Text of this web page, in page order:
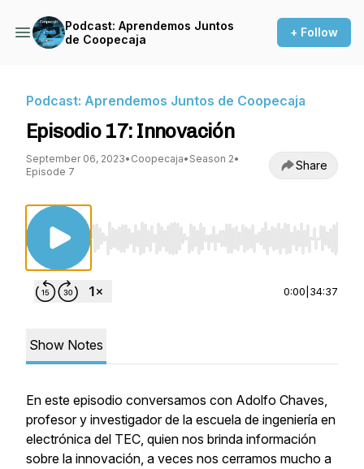
Podcast: Aprendemos Juntos
de Coopecaja
+ Follow
Podcast: Aprendemos Juntos de Coopecaja
Episodio 17: Innovación
September 06, 2023• Coopecaja• Season 2•
Episode 7
Share
Use Left/Right to seek, Home/End to jump
0:00 34:37
Show Notes
En este episodio conversamos con Adolfo Chaves,
profesor y investigador de la escuela de ingeniería en
electrónica del TEC, quien nos brinda información
sobre la innovación, a veces nos cerramos mucho a